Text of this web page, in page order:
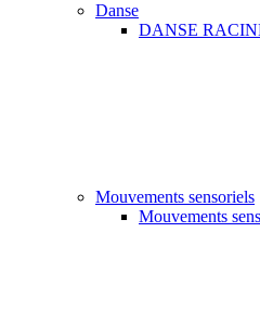
Danse
DANSE
Mouvements sensoriels
Mouvements